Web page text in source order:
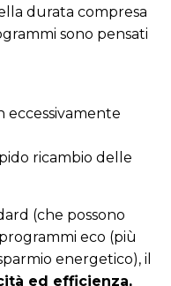
durata compresa
sono pensati
eccessivamente
ricambio delle
(che possono
eco (più
energetico), il
ed efficienza,